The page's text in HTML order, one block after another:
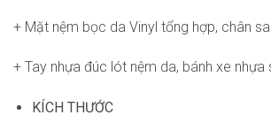
+ Mặt nệm bọc da Vinyl tổng hợp, chân
+ Tay nhựa đúc lót nệm da, bánh xe nhựa
KÍCH THƯỚC